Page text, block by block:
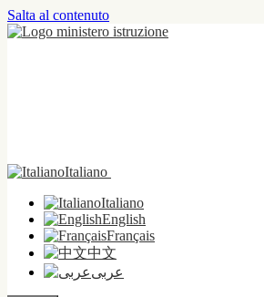
Salta al contenuto
Italiano
Italiano
English
Français
中文
عربى